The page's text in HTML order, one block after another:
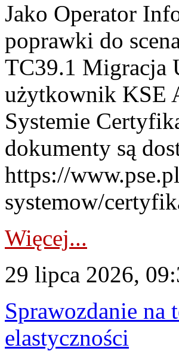
Jako Operator
poprawki do
TC39.1 Migracja
użytkownik KSE
Systemie
dokumenty są
https://
systemow/
Więcej...
29 lipca 2026,
Sprawozdanie na
elastyczności